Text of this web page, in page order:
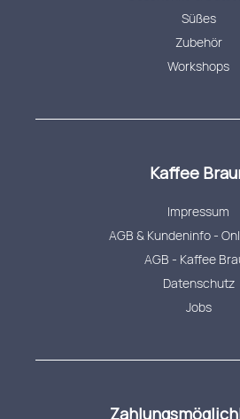
Süßes
Zubehör
Workshops
Kaffee
Impressum
AGB & Kundeninfo -
AGB - Kaffee
Datenschutz
Jobs